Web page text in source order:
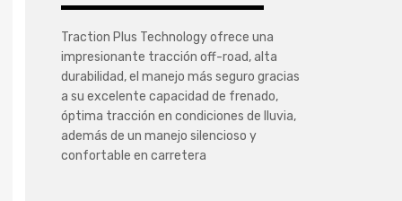
Traction Plus Technology ofrece una
impresionante tracción off-road, alta
durabilidad, el manejo más seguro gracias
a su excelente capacidad de frenado,
óptima tracción en condiciones de lluvia,
además de un manejo silencioso y
confortable en carretera